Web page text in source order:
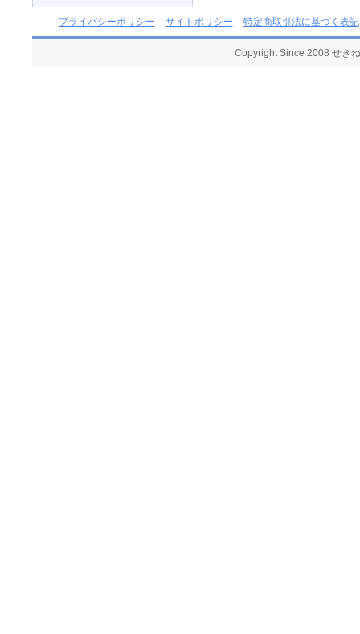
プライバシーポリシー サイトポリシー 特定商取引法に基づく表記
Copyright Since 2008 せき